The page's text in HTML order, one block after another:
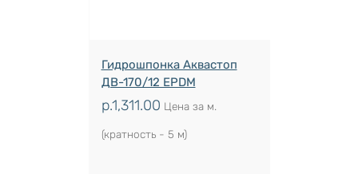
Гидрошпонка Аквастоп
ДВ-170/12 EPDM
р.1,311.00 Цена за м.
(кратность - 5 м)